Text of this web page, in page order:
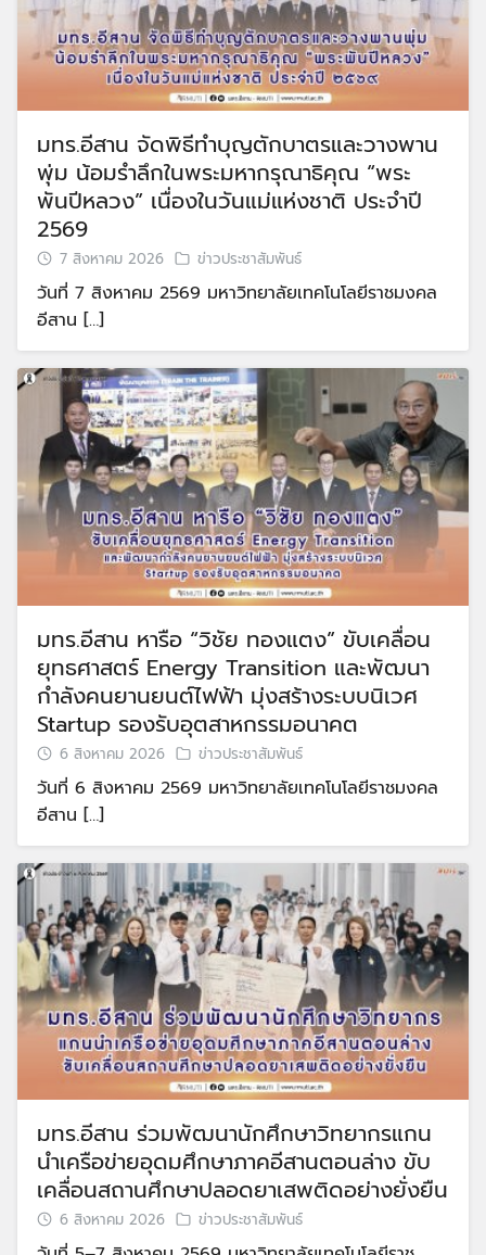
มทร.อีสาน จัดพิธีทำบุญตักบาตรและวางพาน
พุ่ม น้อมรำลึกในพระมหากรุณาธิคุณ “พระ
พันปีหลวง” เนื่องในวันแม่แห่งชาติ ประจำปี
2569
7 สิงหาคม 2026 ข่าวประชาสัมพันธ์
วันที่ 7 สิงหาคม 2569 มหาวิทยาลัยเทคโนโลยีราชมงคล
อีสาน […]
มทร.อีสาน หารือ “วิชัย ทองแตง” ขับเคลื่อน
ยุทธศาสตร์ Energy Transition และพัฒนา
กำลังคนยานยนต์ไฟฟ้า มุ่งสร้างระบบนิเวศ
Startup รองรับอุตสาหกรรมอนาคต
6 สิงหาคม 2026 ข่าวประชาสัมพันธ์
วันที่ 6 สิงหาคม 2569 มหาวิทยาลัยเทคโนโลยีราชมงคล
อีสาน […]
มทร.อีสาน ร่วมพัฒนานักศึกษาวิทยากรแกน
นำเครือข่ายอุดมศึกษาภาคอีสานตอนล่าง ขับ
เคลื่อนสถานศึกษาปลอดยาเสพติดอย่างยั่งยืน
6 สิงหาคม 2026 ข่าวประชาสัมพันธ์